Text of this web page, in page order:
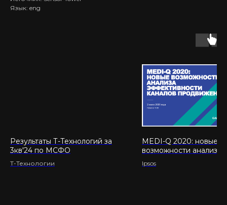
Язык: eng
Результаты Т-Технологий за
3кв'24 по МСФО
Т-Технологии
MEDI-Q 2020: новые
возможности анализа
эффективности
продвижения
Ipsos